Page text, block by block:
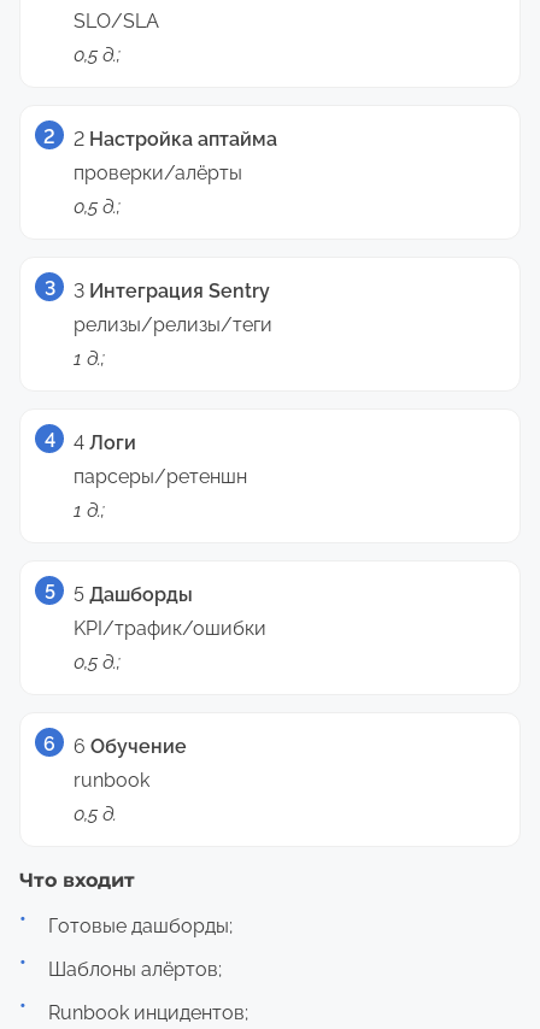
SLO/SLA
0,5 д.;
2 Настройка аптайма
проверки/алёрты
0,5 д.;
3 Интеграция Sentry
релизы/релизы/теги
1 д.;
4 Логи
парсеры/ретеншн
1 д.;
5 Дашборды
KPI/трафик/ошибки
0,5 д.;
6 Обучение
runbook
0,5 д.
Что входит
Готовые дашборды;
Шаблоны алёртов;
Runbook инцидентов;